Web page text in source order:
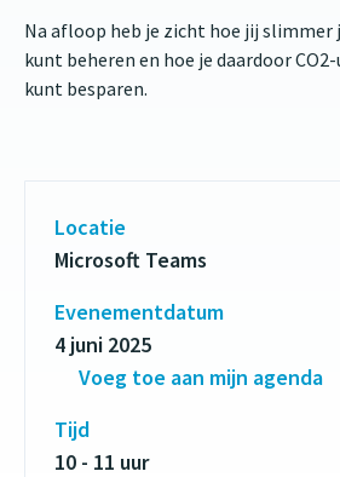
Na afloop heb je zicht hoe jij
kunt beheren en hoe je daardoor
kunt besparen.
Locatie
Microsoft Teams
Evenementdatum
4 juni 2025
Voeg toe aan mijn agenda
Tijd
10 - 11 uur